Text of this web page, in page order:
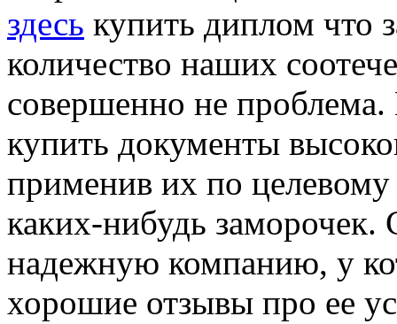
здесь купить диплом что
количество наших
совершенно не
купить документы
применив их по
каких-нибудь заморочек.
надежную компанию, у
хорошие отзывы про ее